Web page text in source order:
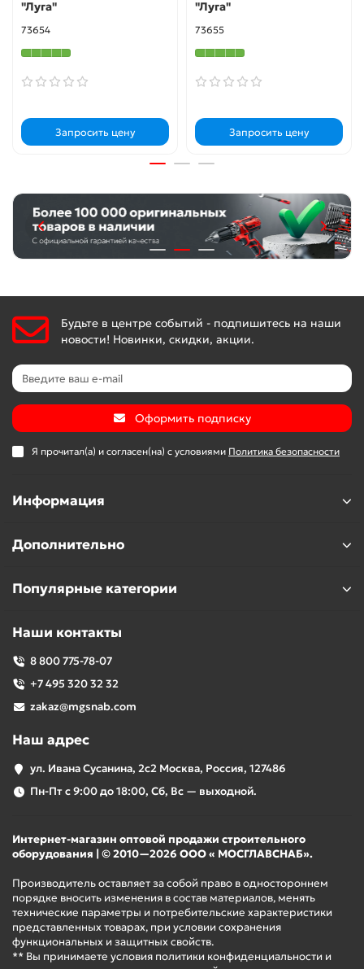
"Луга"
73654
Запросить цену
"Луга"
73655
Запросить цену
Будьте в центре событий - подпишитесь на наши
новости! Новинки, скидки, акции.
Оформить подписку
Я прочитал(а) и согласен(на) с условиями Политика безопасности
Информация
Дополнительно
Популярные категории
Наши контакты
8 800 775-78-07
+7 495 320 32 32
zakaz@mgsnab.com
Наш адрес
ул. Ивана Сусанина, 2с2 Москва, Россия, 127486
Пн-Пт с 9:00 до 18:00, Сб, Вс — выходной.
Интернет-магазин оптовой продажи строительного
оборудования | © 2010—2026 ООО « МОСГЛАВСНАБ».
Производитель оставляет за собой право в одностороннем
порядке вносить изменения в состав материалов, менять
технические параметры и потребительские характеристики
представленных товарах, при условии сохранения
функциональных и защитных свойств.
** Вы принимаете условия политики конфиденциальности и